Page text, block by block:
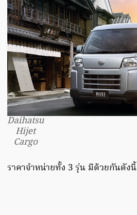
Daihatsu
Hijet
Cargo
ราคาจำหน่ายทั้ง 3 รุ่น มีด้วยกันดังนี้